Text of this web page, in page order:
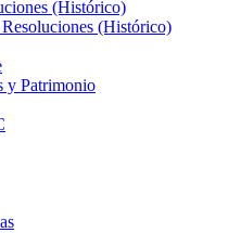
(Histórico)
(Histórico)
y Patrimonio